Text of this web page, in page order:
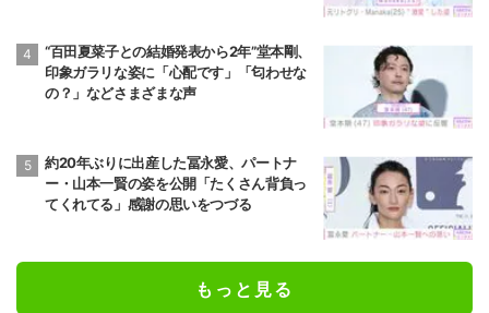
“百田夏菜子との結婚発表から2年”堂本剛、
印象ガラリな姿に「心配です」「匂わせな
の？」などさまざまな声
約20年ぶりに出産した冨永愛、パートナ
ー・山本一賢の姿を公開「たくさん背負っ
てくれてる」感謝の思いをつづる
もっと見る